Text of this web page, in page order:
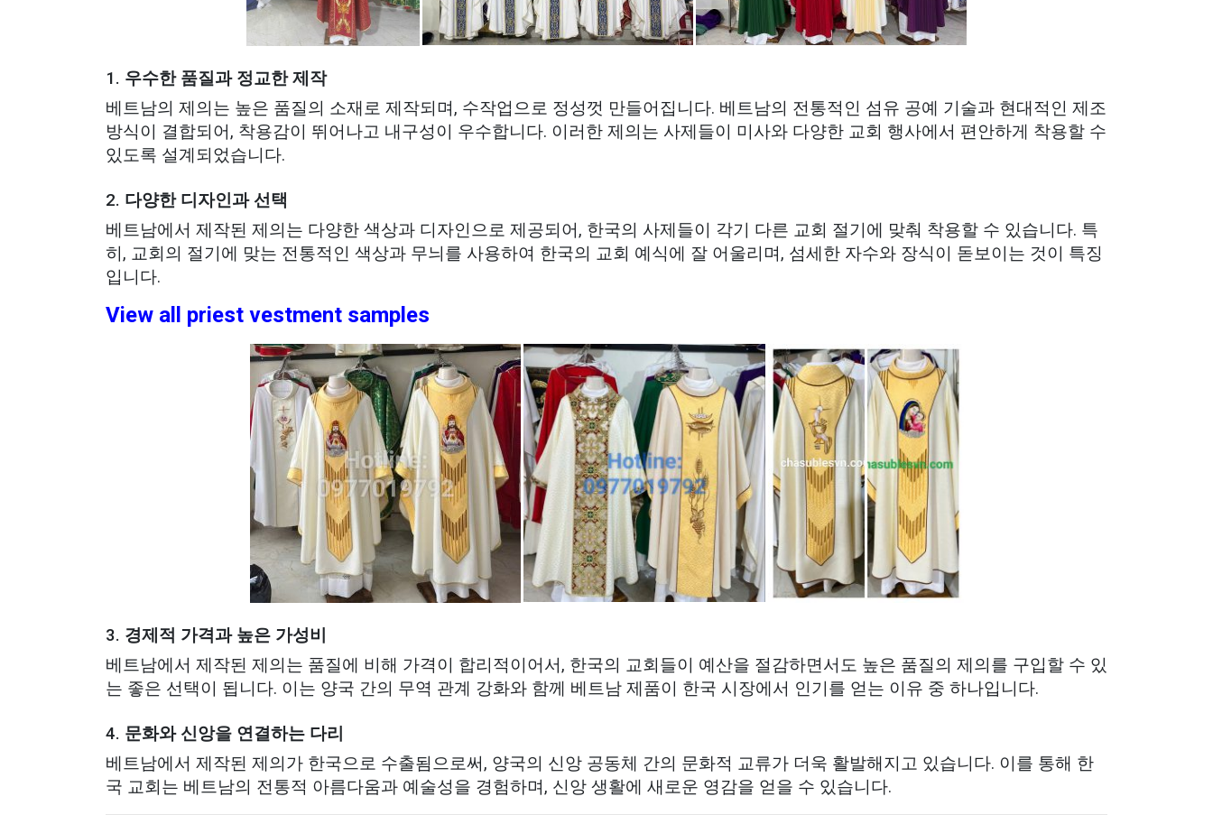
1. 우수한 품질과 정교한 제작
베트남의 제의는 높은 품질의 소재로 제작되며, 수작업으로 정성껏 만들어집니다. 베트남의 전통적인 섬유 공예 기술과 현대적인 제조
방식이 결합되어, 착용감이 뛰어나고 내구성이 우수합니다. 이러한 제의는 사제들이 미사와 다양한 교회 행사에서 편안하게 착용할 수
있도록 설계되었습니다.
2. 다양한 디자인과 선택
베트남에서 제작된 제의는 다양한 색상과 디자인으로 제공되어, 한국의 사제들이 각기 다른 교회 절기에 맞춰 착용할 수 있습니다. 특
히, 교회의 절기에 맞는 전통적인 색상과 무늬를 사용하여 한국의 교회 예식에 잘 어울리며, 섬세한 자수와 장식이 돋보이는 것이 특징
입니다.
View all priest vestment samples
3. 경제적 가격과 높은 가성비
베트남에서 제작된 제의는 품질에 비해 가격이 합리적이어서, 한국의 교회들이 예산을 절감하면서도 높은 품질의 제의를 구입할 수 있
는 좋은 선택이 됩니다. 이는 양국 간의 무역 관계 강화와 함께 베트남 제품이 한국 시장에서 인기를 얻는 이유 중 하나입니다.
4. 문화와 신앙을 연결하는 다리
베트남에서 제작된 제의가 한국으로 수출됨으로써, 양국의 신앙 공동체 간의 문화적 교류가 더욱 활발해지고 있습니다. 이를 통해 한
국 교회는 베트남의 전통적 아름다움과 예술성을 경험하며, 신앙 생활에 새로운 영감을 얻을 수 있습니다.